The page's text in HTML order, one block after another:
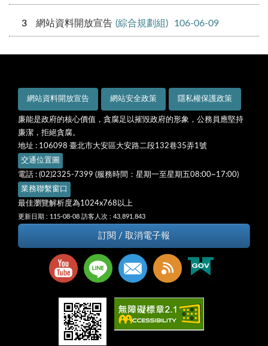
3 網站資料開放宣告 (綜合規劃組) 106-06-09
網站資料開放宣告 網站安全政策 隱私權保護政策
廉能是政府的核心價值，貪腐足以摧毀政府的形象，公務員應堅持
廉潔，拒絕貪腐。
地址 : 106098 臺北市大安區大安路二段132巷35弄1號
交通位置圖
電話 : (02)2325-7399 (服務時間：星期一至星期五08:00~17:00)
業務聯繫窗口
最佳瀏覽解析度為1024x768以上
更新日期 : 115-08-08 訪客人次 : 43,891,843
訂閱 / 取消電子報